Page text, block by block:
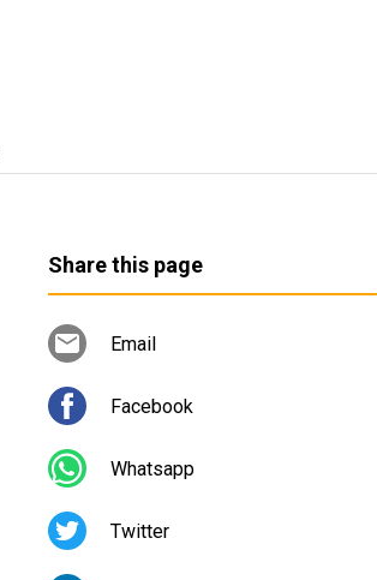
Share this page
Email
Facebook
Whatsapp
Twitter